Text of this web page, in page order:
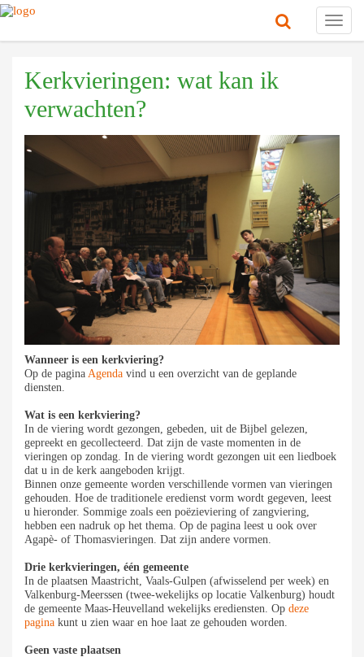
Kerkvieringen: wat kan ik
verwachten?
Wanneer is een kerkviering?
Op de pagina Agenda vind u een overzicht van de geplande
diensten.
Wat is een kerkviering?
In de viering wordt gezongen, gebeden, uit de Bijbel gelezen,
gepreekt en gecollecteerd. Dat zijn de vaste momenten in de
vieringen op zondag. In de viering wordt gezongen uit een liedboek
dat u in de kerk aangeboden krijgt.
Binnen onze gemeente worden verschillende vormen van vieringen
gehouden. Hoe de traditionele eredienst vorm wordt gegeven, leest
u hieronder. Sommige zoals een poëzieviering of zangviering,
hebben een nadruk op het thema. Op de pagina leest u ook over
Agapè- of Thomasvieringen. Dat zijn andere vormen.
Drie kerkvieringen, één gemeente
In de plaatsen Maastricht, Vaals-Gulpen (afwisselend per week) en
Valkenburg-Meerssen (twee-wekelijks op locatie Valkenburg) houdt
de gemeente Maas-Heuvelland wekelijks erediensten. Op deze
pagina kunt u zien waar en hoe laat ze gehouden worden.
Geen vaste plaatsen